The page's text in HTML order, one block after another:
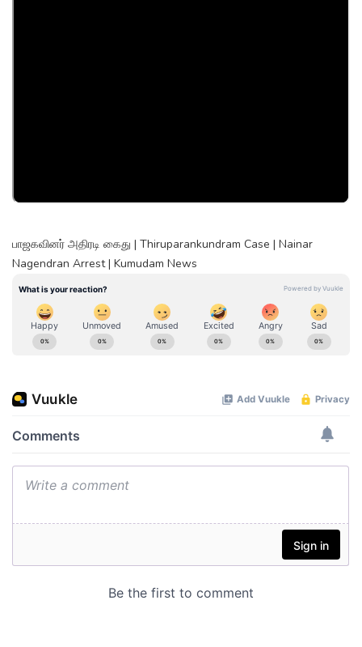
பாஜகவினர் அதிரடி கைது | Thiruparankundram Case | Nainar
Nagendran Arrest | Kumudam News